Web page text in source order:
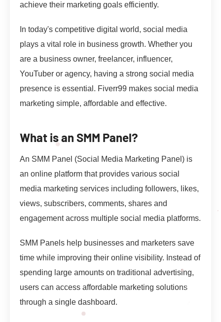
achieve their marketing goals efficiently.
In today's competitive digital world, social media
plays a vital role in business growth. Whether you
are a business owner, freelancer, influencer,
YouTuber or agency, having a strong social media
presence is essential. Fiverr99 makes social media
marketing simple, affordable and effective.
What is an SMM Panel?
An SMM Panel (Social Media Marketing Panel) is
an online platform that provides various social
media marketing services including followers, likes,
views, subscribers, comments, shares and
engagement across multiple social media platforms.
SMM Panels help businesses and marketers save
time while improving their online visibility. Instead of
spending large amounts on traditional advertising,
users can access affordable marketing solutions
through a single dashboard.